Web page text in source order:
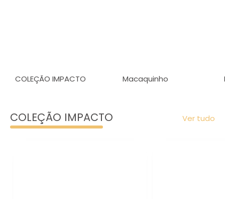
COLEÇÃO IMPACTO Macaquinho
COLEÇÃO IMPACTO Ver tudo